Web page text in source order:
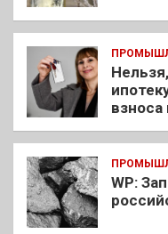
взноса
WP: